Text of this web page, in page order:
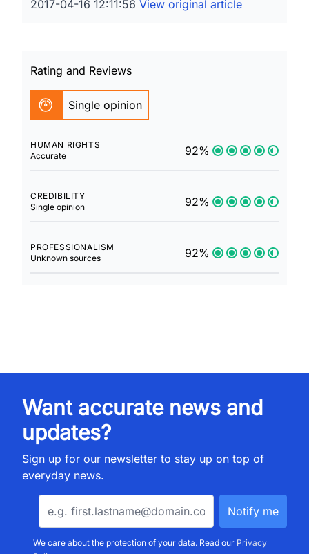
2017-04-16 12:11:56 View original article
Rating and Reviews
Single opinion
HUMAN RIGHTS
Accurate
92%
CREDIBILITY
Single opinion
92%
PROFESSIONALISM
Unknown sources
92%
Want accurate news and
updates?
Sign up for our newsletter to stay up on top of
everyday news.
We care about the protection of your data. Read our Privacy